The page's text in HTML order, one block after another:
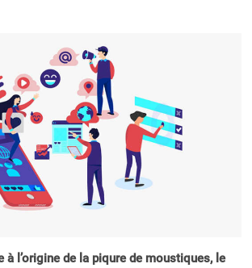
à l’origine de la piqure de moustiques, le